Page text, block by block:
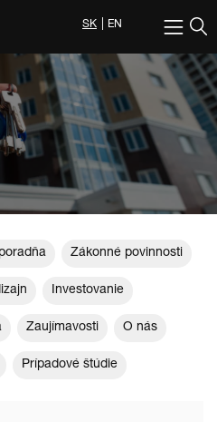
SK EN
Zákonné povinnosti
Investovanie
Zaujímavosti O nás
Prípadové štúdie